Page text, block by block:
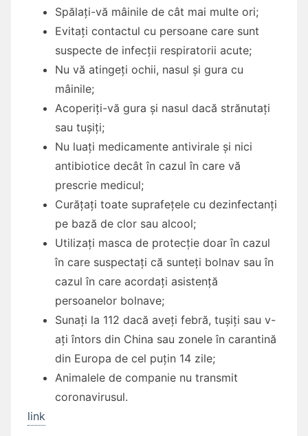
Spălați-vă mâinile de cât mai multe ori;
Evitați contactul cu persoane care sunt
suspecte de infecții respiratorii acute;
Nu vă atingeți ochii, nasul și gura cu
mâinile;
Acoperiți-vă gura și nasul dacă strănutați
sau tușiți;
Nu luați medicamente antivirale și nici
antibiotice decât în cazul în care vă
prescrie medicul;
Curățați toate suprafețele cu dezinfectanți
pe bază de clor sau alcool;
Utilizați masca de protecție doar în cazul
în care suspectați că sunteți bolnav sau în
cazul în care acordați asistență
persoanelor bolnave;
Sunați la 112 dacă aveți febră, tușiți sau v-
ați întors din China sau zonele în carantină
din Europa de cel puțin 14 zile;
Animalele de companie nu transmit
coronavirusul.
link